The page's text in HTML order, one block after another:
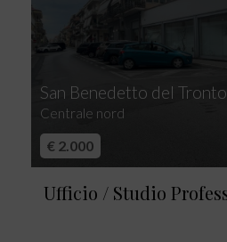
San Benedetto del Tronto
Centrale nord
€ 2.000
Ufficio / Studio